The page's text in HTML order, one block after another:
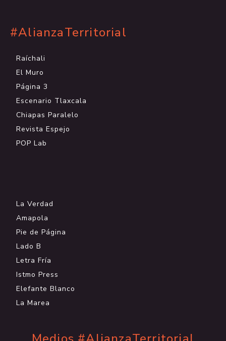
#AlianzaTerritorial
Raíchali
El Muro
Página 3
Escenario Tlaxcala
Chiapas Paralelo
Revista Espejo
POP Lab
La Verdad
Amapola
Pie de Página
Lado B
Letra Fría
Istmo Press
Elefante Blanco
La Marea